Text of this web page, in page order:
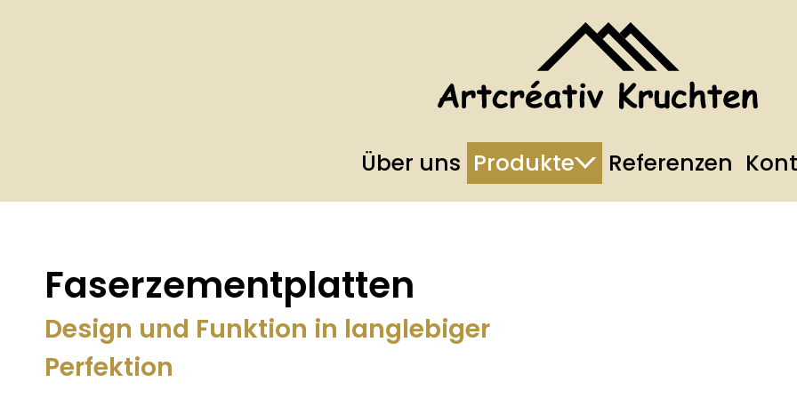
Über uns Produkte Referenzen
Faserzementplatten
Design und Funktion in langlebiger
Perfektion